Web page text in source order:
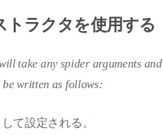
トラクタを使用する
take any spider arguments
be written as follows:
て設定される。